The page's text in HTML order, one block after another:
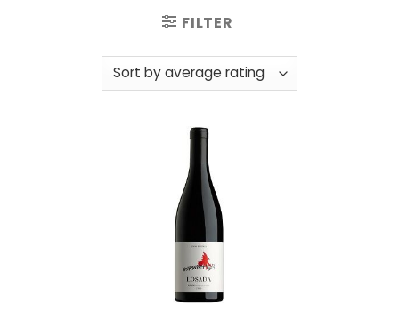
FILTER